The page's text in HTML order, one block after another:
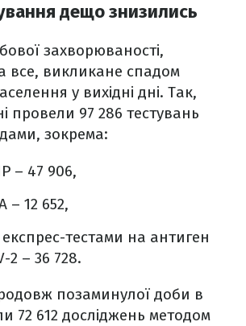
дещо знизились
захворюваності,
все, викликане спадом
у вихідні дні. Так,
провели 97 286 тестувань
зокрема:
– 47 906,
– 12 652,
тестами на антиген
2 – 36 728.
позаминулої доби в
72 612 досліджень методом